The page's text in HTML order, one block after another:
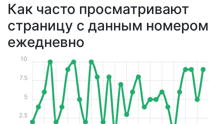
Как часто просматривают
страницу с данным номером
ежедневно
2.5
5
7.5
10